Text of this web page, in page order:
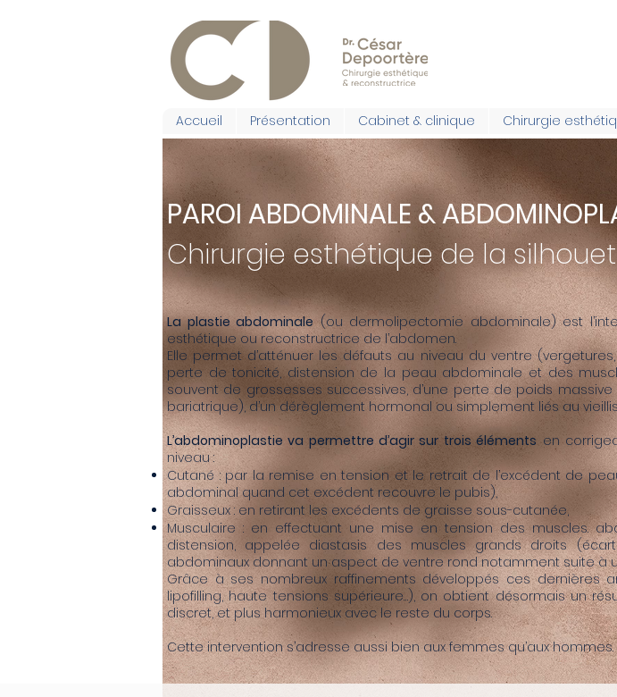
Accueil Présentation Cabinet & clinique Chirurgie
PAROI ABDOMINALE &
Chirurgie esthétique de la
La plastie abdominale (ou dermolipectomie abdominale) est
esthétique ou reconstructrice de l’abdomen.
Elle permet d’atténuer les défauts au niveau du ventre
perte de tonicité, distension de la peau abdominale et des
souvent de grossesses successives, d’une perte de poids
bariatrique), d’un dérèglement hormonal ou simplement liés au
L’abdominoplastie va permettre d’agir sur trois éléments en
niveau :
Cutané : par la remise en tension et le retrait de l’excédent de
abdominal quand cet excédent recouvre le pubis),
Graisseux : en retirant les excédents de graisse sous-cutanée,
Musculaire : en effectuant une mise en tension des muscles.
distension, appelée diastasis des muscles grands droits
abdominaux donnant un aspect de ventre rond notamment suite à
Grâce à ses nombreux raffinements développés ces dernières
lipofilling, haute tensions supérieure…), on obtient désormais un
discret, et plus harmonieux avec le reste du corps.
Cette intervention s’adresse aussi bien aux femmes qu’aux hommes.